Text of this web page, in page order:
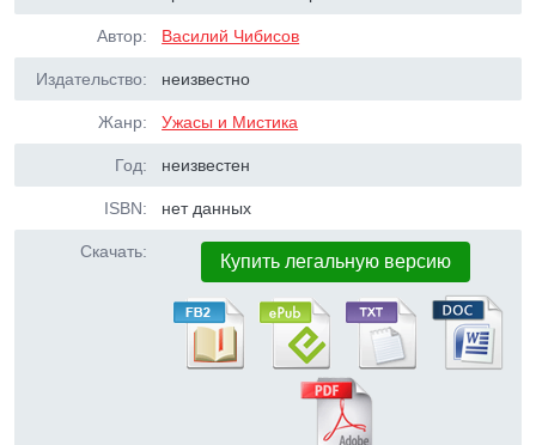
Автор: Василий Чибисов
Издательство: неизвестно
Жанр: Ужасы и Мистика
Год: неизвестен
ISBN: нет данных
Скачать: Купить легальную версию